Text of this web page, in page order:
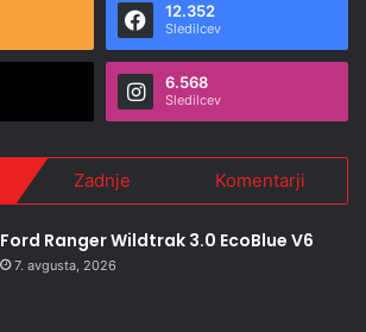
12.352
Sledilcev
6.568
Sledilcev
Zadnje Komentarji
Ford Ranger Wildtrak 3.0 EcoBlue V6
7. avgusta, 2026